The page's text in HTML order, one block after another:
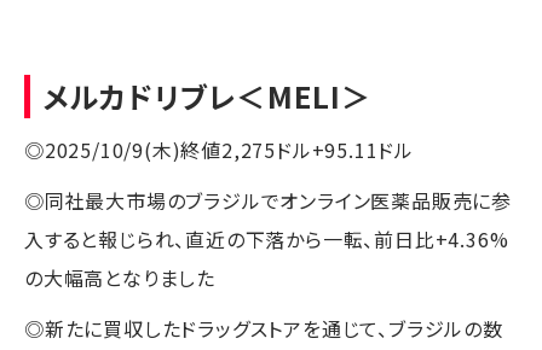
メルカドリブレ＜MELI＞
◎2025/10/9(木)終値2,275ドル+95.11ドル
◎同社最大市場のブラジルでオンライン医薬品販売に参
入すると報じられ、直近の下落から一転、前日比+4.36%
の大幅高となりました
◎新たに買収したドラッグストアを通じて、ブラジルの数